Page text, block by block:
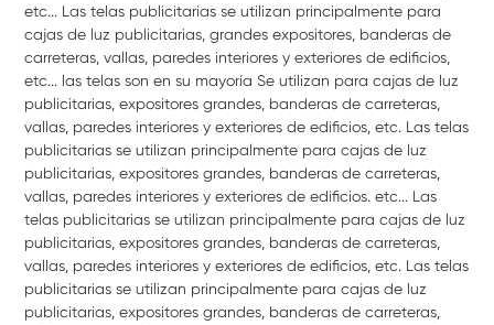
etc... Las telas publicitarias se utilizan principalmente para
cajas de luz publicitarias, grandes expositores, banderas de
carreteras, vallas, paredes interiores y exteriores de edificios,
etc... las telas son en su mayoría Se utilizan para cajas de luz
publicitarias, expositores grandes, banderas de carreteras,
vallas, paredes interiores y exteriores de edificios, etc. Las telas
publicitarias se utilizan principalmente para cajas de luz
publicitarias, expositores grandes, banderas de carreteras,
vallas, paredes interiores y exteriores de edificios. etc... Las
telas publicitarias se utilizan principalmente para cajas de luz
publicitarias, expositores grandes, banderas de carreteras,
vallas, paredes interiores y exteriores de edificios, etc. Las telas
publicitarias se utilizan principalmente para cajas de luz
publicitarias, expositores grandes, banderas de carreteras,